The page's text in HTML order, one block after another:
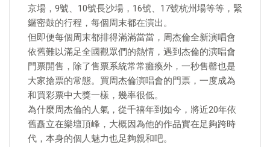
京場，9號、10號長沙場，16號、17號杭州場等等，緊
鑼密鼓的行程，每個周末都在演出。
但即便每個周末都排得滿滿當當，周杰倫全新演唱會
依舊難以滿足全國觀眾們的熱情，遇到杰倫的演唱會
門票開售，除了售票系統常常癱瘓外，一秒售罄也是
大家搶票的常態。買周杰倫演唱會的門票，一度成為
和買彩票中大獎一樣，幾率很低。
為什麼周杰倫的人氣，從千禧年到如今，將近20年依
舊矗立在樂壇頂峰，大概因為他的作品實在足夠跨時
代，本身的個人魅力也足夠親和吧。